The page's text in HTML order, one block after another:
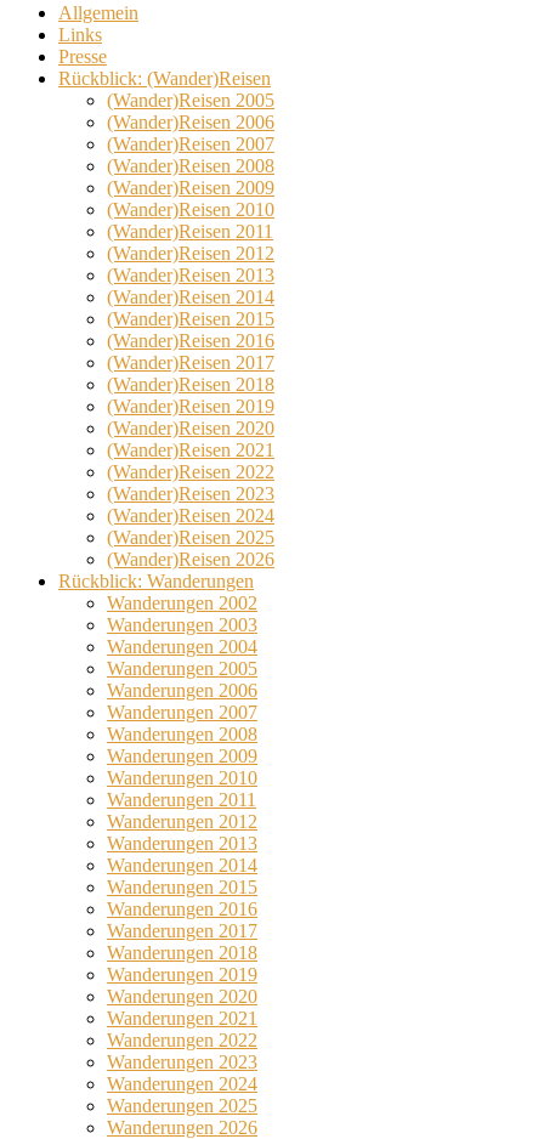
Allgemein
Links
Presse
Rückblick: (Wander)Reisen
(Wander)Reisen 2005
(Wander)Reisen 2006
(Wander)Reisen 2007
(Wander)Reisen 2008
(Wander)Reisen 2009
(Wander)Reisen 2010
(Wander)Reisen 2011
(Wander)Reisen 2012
(Wander)Reisen 2013
(Wander)Reisen 2014
(Wander)Reisen 2015
(Wander)Reisen 2016
(Wander)Reisen 2017
(Wander)Reisen 2018
(Wander)Reisen 2019
(Wander)Reisen 2020
(Wander)Reisen 2021
(Wander)Reisen 2022
(Wander)Reisen 2023
(Wander)Reisen 2024
(Wander)Reisen 2025
(Wander)Reisen 2026
Rückblick: Wanderungen
Wanderungen 2002
Wanderungen 2003
Wanderungen 2004
Wanderungen 2005
Wanderungen 2006
Wanderungen 2007
Wanderungen 2008
Wanderungen 2009
Wanderungen 2010
Wanderungen 2011
Wanderungen 2012
Wanderungen 2013
Wanderungen 2014
Wanderungen 2015
Wanderungen 2016
Wanderungen 2017
Wanderungen 2018
Wanderungen 2019
Wanderungen 2020
Wanderungen 2021
Wanderungen 2022
Wanderungen 2023
Wanderungen 2024
Wanderungen 2025
Wanderungen 2026